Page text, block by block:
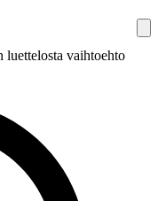
luettelosta vaihtoehto